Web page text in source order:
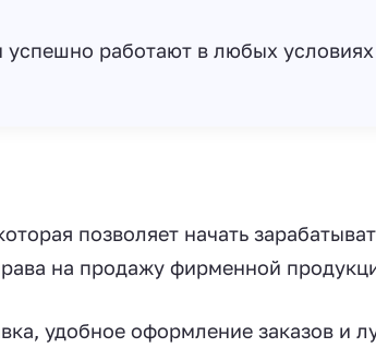
работают в любых условиях
позволяет начать
на продажу фирменной
удобное оформление заказов и